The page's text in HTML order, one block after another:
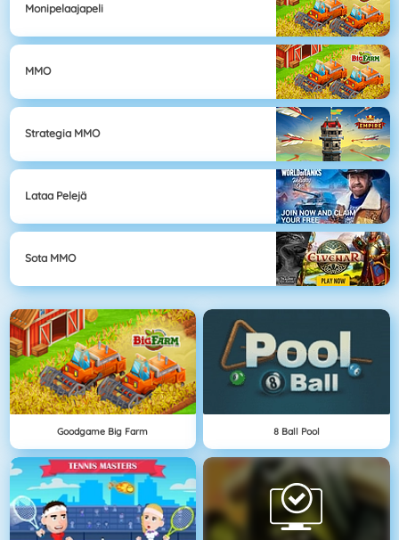
Monipelaajapeli
MMO
Strategia MMO
Lataa Pelejä
Sota MMO
Goodgame Big Farm 8 Ball Pool